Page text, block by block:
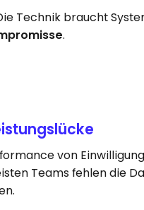
Technik braucht
.
von
Teams fehlen die